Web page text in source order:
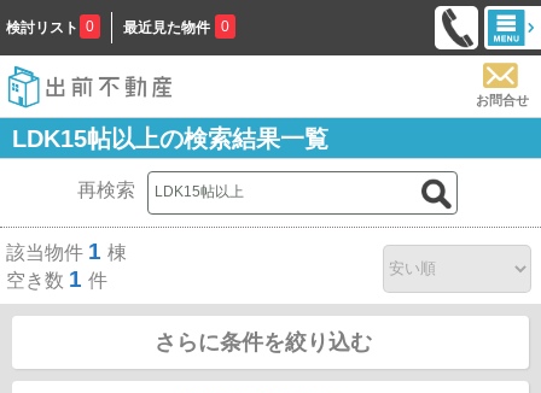
検討リスト 0 最近見た物件 0
お問合せ
LDK15帖以上の検索結果一覧
再検索
該当物件 1 棟
空き数 1 件
さらに条件を絞り込む